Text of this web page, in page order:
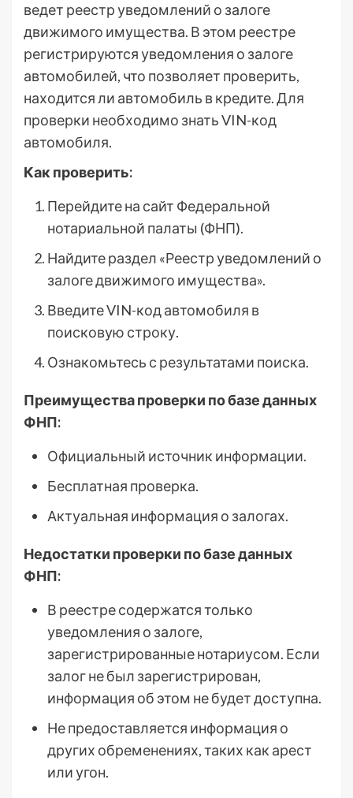
ведет реестр уведомлений о залоге
движимого имущества. В этом реестре
регистрируются уведомления о залоге
автомобилей, что позволяет проверить,
находится ли автомобиль в кредите. Для
проверки необходимо знать VIN-код
автомобиля.
Как проверить:
Перейдите на сайт Федеральной
нотариальной палаты (ФНП).
Найдите раздел «Реестр уведомлений о
залоге движимого имущества».
Введите VIN-код автомобиля в
поисковую строку.
Ознакомьтесь с результатами поиска.
Преимущества проверки по базе данных
ФНП:
Официальный источник информации.
Бесплатная проверка.
Актуальная информация о залогах.
Недостатки проверки по базе данных
ФНП:
В реестре содержатся только
уведомления о залоге,
зарегистрированные нотариусом. Если
залог не был зарегистрирован,
информация об этом не будет доступна.
Не предоставляется информация о
других обременениях, таких как арест
или угон.